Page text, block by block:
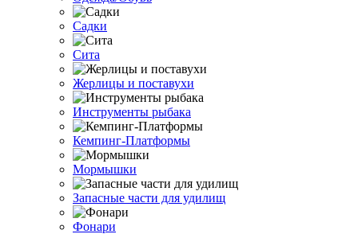
Садки
Сита
Жерлицы и поставухи
Инструменты рыбака
Кемпинг-Платформы
Мормышки
Запасные части для удилищ
Фонари